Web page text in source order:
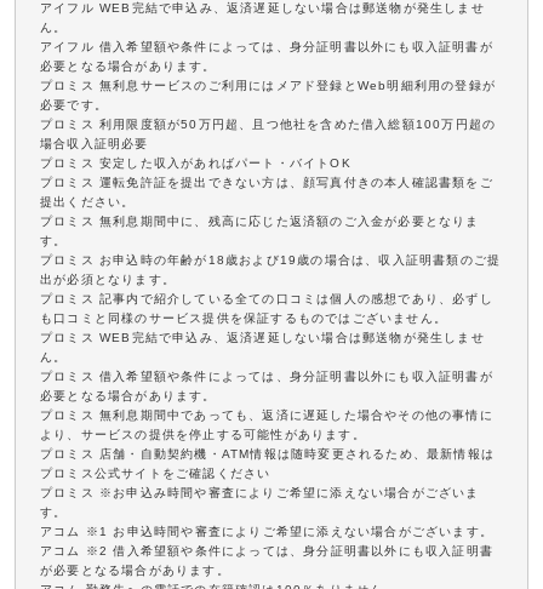
アイフル WEB完結で申込み、返済遅延しない場合は郵送物が発生しませ
ん。
アイフル 借入希望額や条件によっては、身分証明書以外にも収入証明書が
必要となる場合があります。
プロミス 無利息サービスのご利用にはメアド登録とWeb明細利用の登録が
必要です。
プロミス 利用限度額が50万円超、且つ他社を含めた借入総額100万円超の
場合収入証明必要
プロミス 安定した収入があればパート・バイトOK
プロミス 運転免許証を提出できない方は、顔写真付きの本人確認書類をご
提出ください。
プロミス 無利息期間中に、残高に応じた返済額のご入金が必要となりま
す。
プロミス お申込時の年齢が18歳および19歳の場合は、収入証明書類のご提
出が必須となります。
プロミス 記事内で紹介している全ての口コミは個人の感想であり、必ずし
も口コミと同様のサービス提供を保証するものではございません。
プロミス WEB完結で申込み、返済遅延しない場合は郵送物が発生しませ
ん。
プロミス 借入希望額や条件によっては、身分証明書以外にも収入証明書が
必要となる場合があります。
プロミス 無利息期間中であっても、返済に遅延した場合やその他の事情に
より、サービスの提供を停止する可能性があります。
プロミス 店舗・自動契約機・ATM情報は随時変更されるため、最新情報は
プロミス公式サイトをご確認ください
プロミス ※お申込み時間や審査によりご希望に添えない場合がございま
す。
アコム ※1 お申込時間や審査によりご希望に添えない場合がございます。
アコム ※2 借入希望額や条件によっては、身分証明書以外にも収入証明書
が必要となる場合があります。